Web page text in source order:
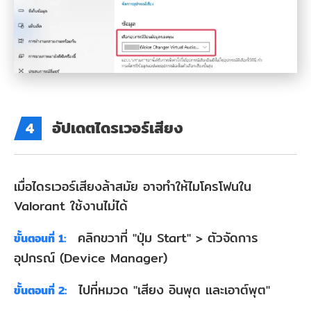
4 อัปเดตไดรเวอร์เสียง
เมื่อไดรเวอร์เสียงล้าสมัย อาจทำให้ไมโครโฟนใน
Valorant ใช้งานไม่ได้
ขั้นตอนที่ 1:
คลิกขวาที่ "ปุ่ม Start" > ตัวจัดการ
อุปกรณ์ (Device Manager)
ขั้นตอนที่ 2: ไปที่หมวด "เสียง อินพุต และเอาต์พุต"